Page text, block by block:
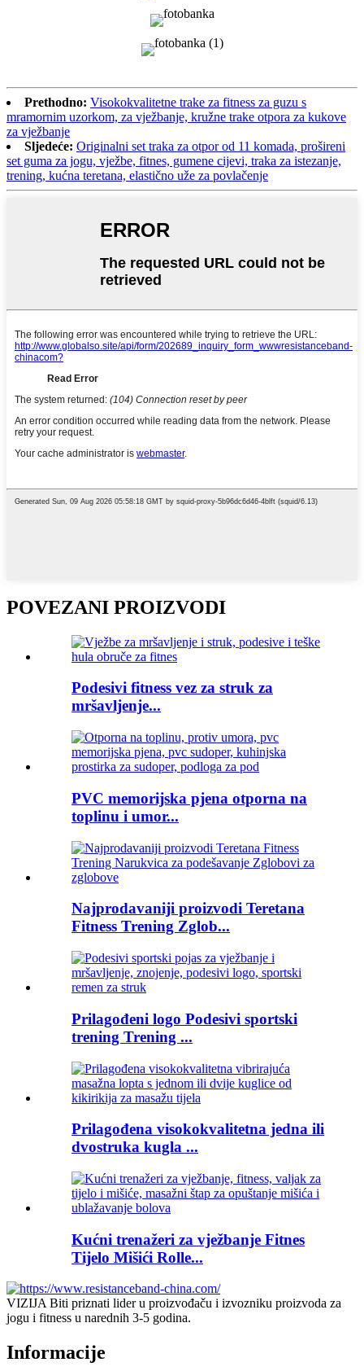
Prethodno: Visokokvalitetne trake za fitness za guzu s
mramornim uzorkom, za vježbanje, kružne trake otpora za kukove
za vježbanje
Sljedeće: Originalni set traka za otpor od 11 komada, prošireni
set guma za jogu, vježbe, fitnes, gumene cijevi, traka za istezanje,
trening, kućna teretana, elastično uže za povlačenje
POVEZANI PROIZVODI
Podesivi fitness vez za struk za
mršavljenje...
PVC memorijska pjena otporna na
toplinu i umor...
Najprodavaniji proizvodi Teretana
Fitness Trening Zglob...
Prilagođeni logo Podesivi sportski
trening Trening ...
Prilagođena visokokvalitetna jedna ili
dvostruka kugla ...
Kućni trenažeri za vježbanje Fitnes
Tijelo Mišići Rolle...
VIZIJA Biti priznati lider u proizvođaču i izvozniku proizvoda za
jogu i fitness u narednih 3-5 godina.
Informacije